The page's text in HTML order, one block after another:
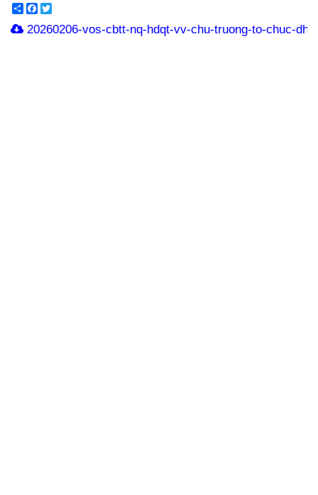
ShareFacebook
20260206-vos-cbtt-nq-hdqt-vv-chu-truong-to-chuc-